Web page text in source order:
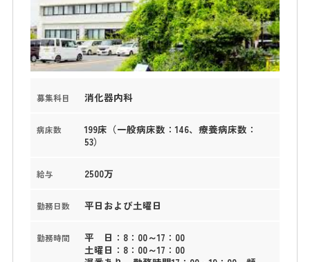
募集科目 消化器内科
病床数
199床（一般病床数：146、療養病床数：
53）
給与 2500万
勤務日数 平日および土曜日
勤務時間
平 日：8：00～17：00
土曜日：8：00～17：00